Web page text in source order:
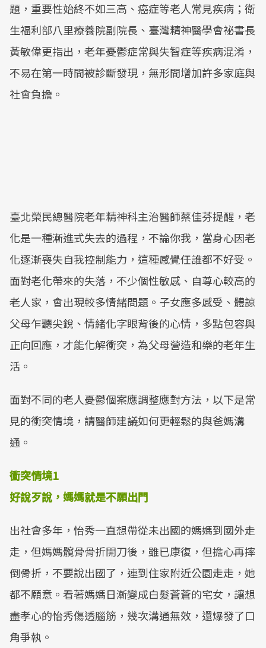
題，重要性始終不如三高、癌症等老人常見疾病；衛
生福利部八里療養院副院長、臺灣精神醫學會祕書長
黃敏偉更指出，老年憂鬱症常與失智症等疾病混淆，
不易在第一時間被診斷發現，無形間增加許多家庭與
社會負擔。
臺北榮民總醫院老年精神科主治醫師蔡佳芬提醒，老
化是一種漸進式失去的過程，不論你我，當身心因老
化逐漸喪失自我控制能力，這種感覺任誰都不好受。
面對老化帶來的失落，不少個性敏感、自尊心較高的
老人家，會出現較多情緒問題。子女應多感受、體諒
父母乍聽尖銳、情緒化字眼背後的心情，多點包容與
正向回應，才能化解衝突，為父母營造和樂的老年生
活。
面對不同的老人憂鬱個案應調整應對方法，以下是常
見的衝突情境，請醫師建議如何更輕鬆的與爸媽溝
通。
衝突情境1
好說歹說，媽媽就是不願出門
出社會多年，怡秀一直想帶從未出國的媽媽到國外走
走，但媽媽髖骨骨折開刀後，雖已康復，但擔心再摔
倒骨折，不要說出國了，連到住家附近公園走走，她
都不願意。看著媽媽日漸變成白髮蒼蒼的宅女，讓想
盡孝心的怡秀傷透腦筋，幾次溝通無效，還爆發了口
角爭執。